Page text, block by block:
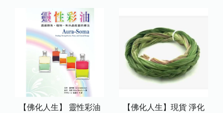
【佛化人生】 靈性彩油
【佛化人生】現貨 淨化